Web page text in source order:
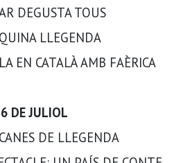
DEGUSTA TOUS
LLEGENDA
EN CATALÀ AMB FAÈRICA
DE JULIOL
DE LLEGENDA